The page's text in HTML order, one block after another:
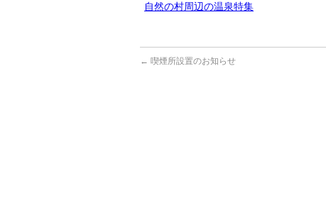
自然の村周辺の温泉特集
← 喫煙所設置のお知らせ